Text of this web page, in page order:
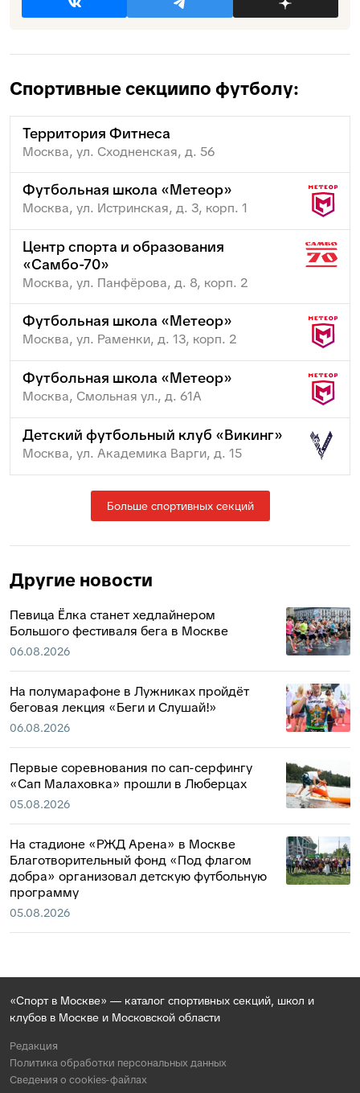
Спортивные секциипо футболу:
Территория Фитнеса
Москва, ул. Сходненская, д. 56
Футбольная школа «Метеор»
Москва, ул. Истринская, д. 3, корп. 1
Центр спорта и образования
«Самбо-70»
Москва, ул. Панфёрова, д. 8, корп. 2
Футбольная школа «Метеор»
Москва, ул. Раменки, д. 13, корп. 2
Футбольная школа «Метеор»
Москва, Смольная ул., д. 61А
Детский футбольный клуб «Викинг»
Москва, ул. Академика Варги, д. 15
Больше спортивных секций
Другие новости
Певица Ёлка станет хедлайнером
Большого фестиваля бега в Москве
06.08.2026
На полумарафоне в Лужниках пройдёт
беговая лекция «Беги и Слушай!»
06.08.2026
Первые соревнования по сап-серфингу
«Сап Малаховка» прошли в Люберцах
05.08.2026
На стадионе «РЖД Арена» в Москве
Благотворительный фонд «Под флагом
добра» организовал детскую футбольную
программу
05.08.2026
«Спорт в Москве» — каталог спортивных секций, школ и
клубов в Москве и Московской области
Редакция
Политика обработки персональных данных
Сведения о cookies-файлах